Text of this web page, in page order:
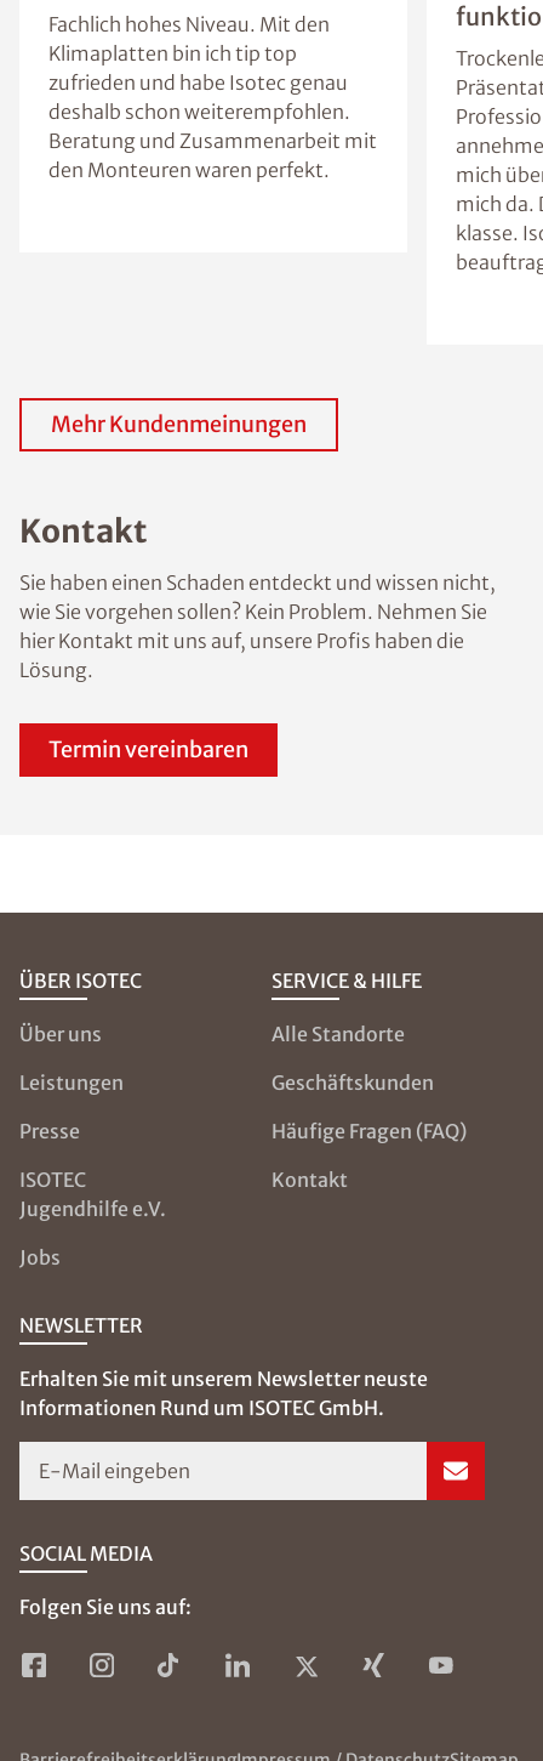
Fachlich hohes Niveau. Mit den
Klimaplatten bin ich tip top
zufrieden und habe Isotec genau
deshalb schon weiterempfohlen.
Beratung und Zusammenarbeit mit
den Monteuren waren perfekt.
mich
mich da.
klasse.
Mehr Kundenmeinungen
Kontakt
Sie haben einen Schaden entdeckt und wissen nicht,
wie Sie vorgehen sollen? Kein Problem. Nehmen Sie
hier Kontakt mit uns auf, unsere Profis haben die
Lösung.
Termin vereinbaren
ÜBER ISOTEC
Über uns
Leistungen
Presse
ISOTEC
Jugendhilfe e.V.
Jobs
SERVICE & HILFE
Alle Standorte
Geschäftskunden
Häufige Fragen (FAQ)
Kontakt
NEWSLETTER
Erhalten Sie mit unserem Newsletter neuste
Informationen Rund um ISOTEC GmbH.
E-Mail eingeben
SOCIAL MEDIA
Folgen Sie uns auf: